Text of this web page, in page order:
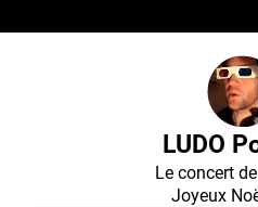
LUDO
Le concert
Joyeux